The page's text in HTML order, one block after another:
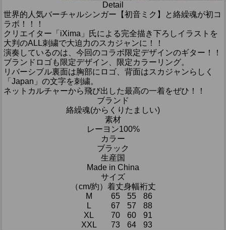
Detail
世界的人気バーチャルシンガー【初音ミク】と絡繰魂が初コ
ラボ！！！
クリエイター「iXima」氏による完全描き下ろしイラストを
大判のALL刺繍で大迫力のスカジャンに！！
演奏しているのは、今回のコラボ限定デザインのギター！！
ブランドロゴも限定デザイン、限定カラーリング。
リバーシブル裏面は胸部にロゴ、背面はスカジャンらしく
「Japan」の文字を刺繍。
ネットカルチャーから飛び出した最高の一着をぜひ！！
ブランド
絡繰魂(からくりたましい)
素材
レーヨン100%
カラー
ブラック
生産国
Made in China
サイズ
（cm/約） 着丈身幅裄丈
M
65 55
86
L
67 57
88
XL
70 60
91
XXL
73 64 93